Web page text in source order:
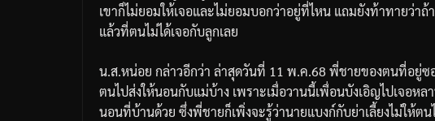
เขาก็ไม่ยอมให้เจอและไม่ยอมบอกว่าอยู่ที่ไหน แถมยังท้าทายว่า
แล้วที่ตนไม่ได้เจอกับลูกเลย
น.ส.หน่อย กล่าวอีกว่า ล่าสุดวันที่ 11 พ.ค.68 พี่ชายของตนที่อยู่ซ
ตนไปส่งให้นอนกับแม่บ้าง เพราะเมื่อวานนี้เพื่อนบังเอิญไปเจอห
นอนที่บ้านด้วย ซึ่งพี่ชายก็เพิ่งจะรู้ว่านายแบงก์กับย่าเลี้ยงไม่ให้ต